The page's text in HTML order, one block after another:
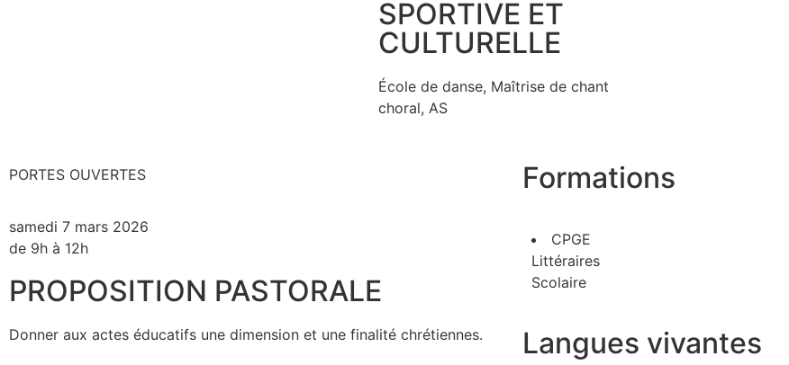
SPORTIVE ET
CULTURELLE
École de danse, Maîtrise de chant
choral, AS
PORTES OUVERTES
samedi 7 mars 2026
de 9h à 12h
PROPOSITION PASTORALE
Donner aux actes éducatifs une dimension et une finalité chrétiennes.
Formations
CPGE
Littéraires
Scolaire
Langues vivantes